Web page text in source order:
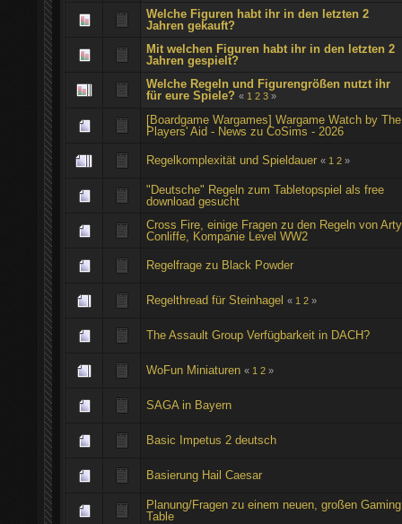
Welche Figuren habt ihr in den letzten 2
Jahren gekauft?
Mit welchen Figuren habt ihr in den letzten 2
Jahren gespielt?
Welche Regeln und Figurengrößen nutzt ihr
für eure Spiele? « 1 2 3 »
[Boardgame Wargames] Wargame Watch by The
Players' Aid - News zu CoSims - 2026
Regelkomplexität und Spieldauer « 1 2 »
"Deutsche" Regeln zum Tabletopspiel als free
download gesucht
Cross Fire, einige Fragen zu den Regeln von Arty
Conliffe, Kompanie Level WW2
Regelfrage zu Black Powder
Regelthread für Steinhagel « 1 2 »
The Assault Group Verfügbarkeit in DACH?
WoFun Miniaturen « 1 2 »
SAGA in Bayern
Basic Impetus 2 deutsch
Basierung Hail Caesar
Planung/Fragen zu einem neuen, großen Gaming
Table